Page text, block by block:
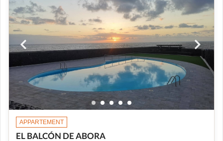
APPARTEMENT
EL BALCÓN DE ABORA